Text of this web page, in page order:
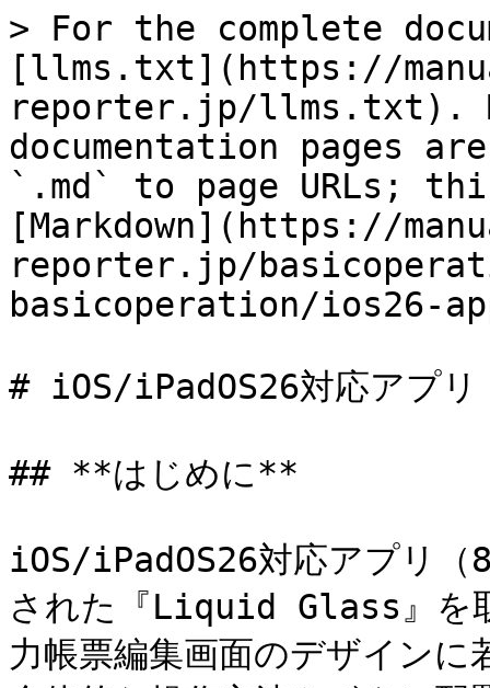
> For the complete
[llms.txt](https://
reporter.jp/llms.txt).
documentation pages
`.md` to page URLs;
[Markdown](https://
reporter.jp/
basicoperation/ios26-
# iOS/iPadOS26対応アプ
## **はじめに**
iOS/iPadOS26対応アプリ
された『Liquid Glass』を
力帳票編集画面のデザイン